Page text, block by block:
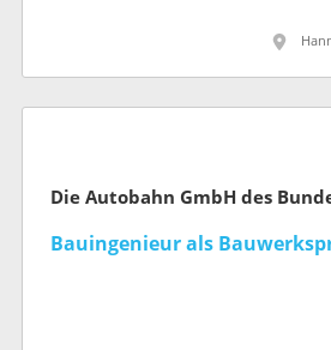
Die Autobahn GmbH des
Bauingenieur als